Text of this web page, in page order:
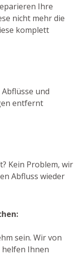
Ihre
nicht mehr die
komplett
und
entfernt
Kein Problem, wir
Abfluss wieder
sein. Wir von
Ihnen